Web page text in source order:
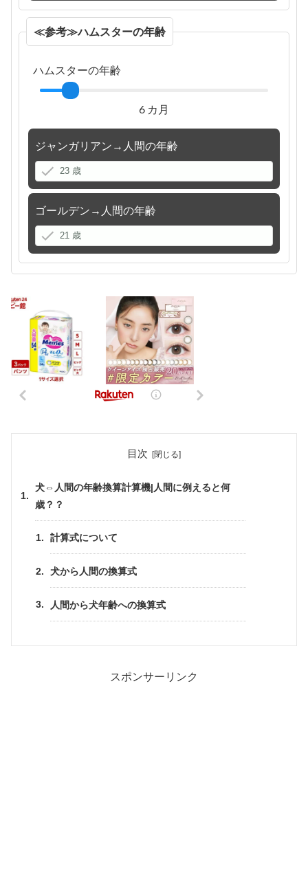
≪参考≫ハムスターの年齢
ハムスターの年齢
6 カ月
ジャンガリアン→人間の年齢
ゴールデン→人間の年齢
目次
犬⇔人間の年齢換算計算機|人間に例えると何
歳？？
計算式について
犬から人間の換算式
人間から犬年齢への換算式
スポンサーリンク